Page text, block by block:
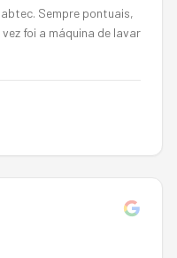
Sempre pontuais,
foi a máquina de lavar